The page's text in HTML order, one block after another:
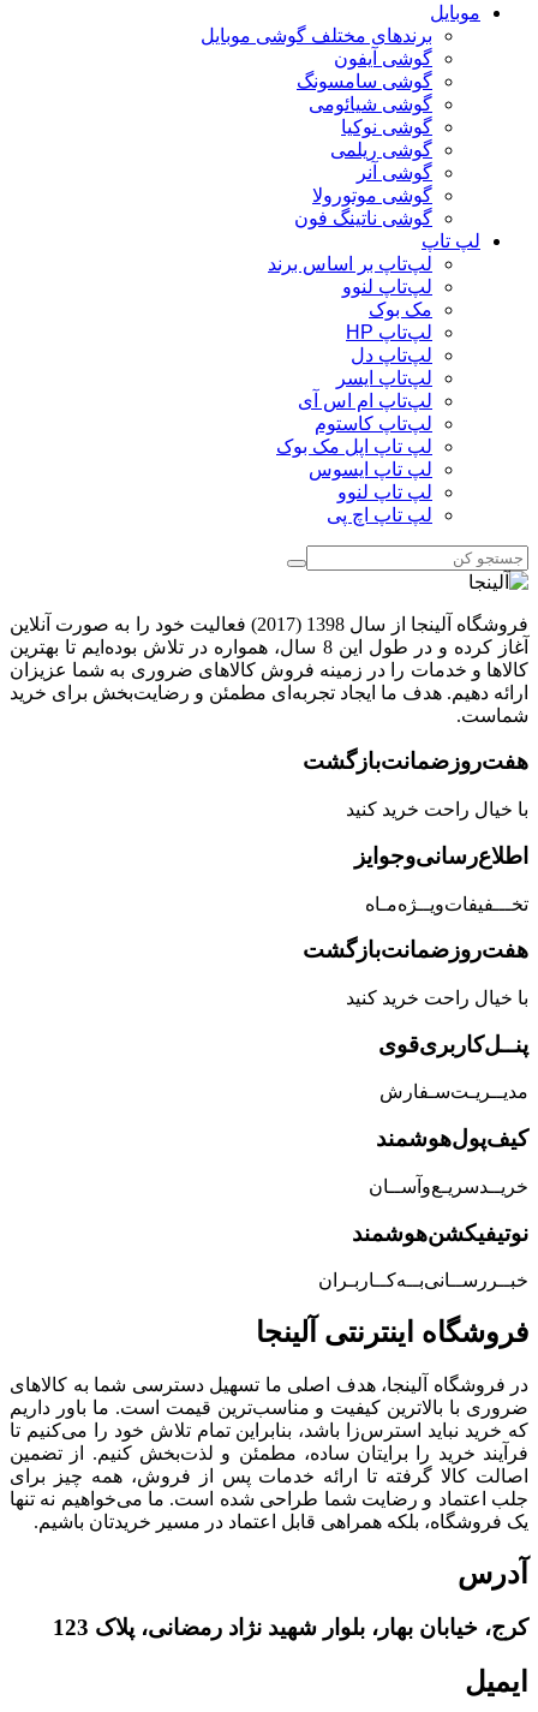
موبایل
برندهای مختلف گوشی موبایل
گوشی آیفون
گوشی سامسونگ
گوشی شیائومی
گوشی نوکیا
گوشی ریلمی
گوشی آنر
گوشی موتورولا
گوشی ناتینگ فون
لپ تاپ
لپ‌تاپ بر اساس برند
لپ‌تاپ لنوو
مک بوک
لپ‌تاپ HP
لپ‌تاپ دل
لپ‌تاپ ایسر
لپ‌تاپ ام اس آی
لپ‌تاپ کاستوم
لپ تاپ اپل مک بوک
لپ تاپ ایسوس
لپ تاپ لنوو
لپ تاپ اچ پی
فروشگاه آلینجا از سال 1398 (2017) فعالیت خود را به صورت آنلاین
آغاز کرده و در طول این 8 سال، همواره در تلاش بوده‌ایم تا بهترین
کالاها و خدمات را در زمینه فروش کالاهای ضروری به شما عزیزان
ارائه دهیم. هدف ما ایجاد تجربه‌ای مطمئن و رضایت‌بخش برای خرید
شماست.
هفت‌روز‌ضمانت‌بازگشت
با خیال راحت خرید کنید
اطلاع‌رسانی‌و‌جوایز
تخـــفیفات‌ویــژه‌مـاه
هفت‌روز‌ضمانت‌بازگشت
با خیال راحت خرید کنید
پنــل‌کاربری‌قوی
مدیــریـت‌سـفارش
کیف‌پول‌هوشمند
خریــد‌سریـع‌و‌آســان
نوتیفیکشن‌هوشمند
خبــررســانی‌بــه‌کــاربـران
فروشگاه‌ اینترنتی‌ آلینجا
در فروشگاه آلینجا، هدف اصلی ما تسهیل دسترسی شما به کالاهای
ضروری با بالاترین کیفیت و مناسب‌ترین قیمت است. ما باور داریم
که خرید نباید استرس‌زا باشد، بنابراین تمام تلاش خود را می‌کنیم تا
فرآیند خرید را برایتان ساده، مطمئن و لذت‌بخش کنیم. از تضمین
اصالت کالا گرفته تا ارائه خدمات پس از فروش، همه چیز برای
جلب اعتماد و رضایت شما طراحی شده است. ما می‌خواهیم نه تنها
یک فروشگاه، بلکه همراهی قابل اعتماد در مسیر خریدتان باشیم.
آدرس
کرج، خیابان بهار، بلوار شهید نژاد رمضانی، پلاک 123
ایمیل